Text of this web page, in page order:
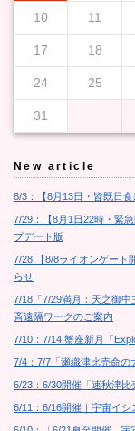
10 11
17 18
24 25
31
New article
8/3：【8月13日・皆既日
7/29：【8月1日22時・緊
プデート版
7/28:【8/8ライオンゲート
らせ
7/18「7/29満月：天之御
斉遠隔ワークのご案内
7/10：7/14 蟹座新月「
7/4：7/7「瀬織津比売命の
6/23：6/30開催「速秋津
6/11：6/16開催｜宇宙イ